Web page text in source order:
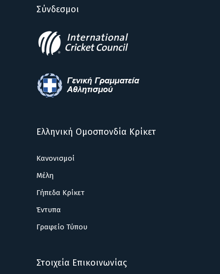
Σύνδεσμοι
Ελληνική Ομοσπονδία Κρίκετ
Κανονισμοί
Μέλη
Γήπεδα Κρίκετ
Έντυπα
Γραφείο Τύπου
Στοιχεία Επικοινωνίας